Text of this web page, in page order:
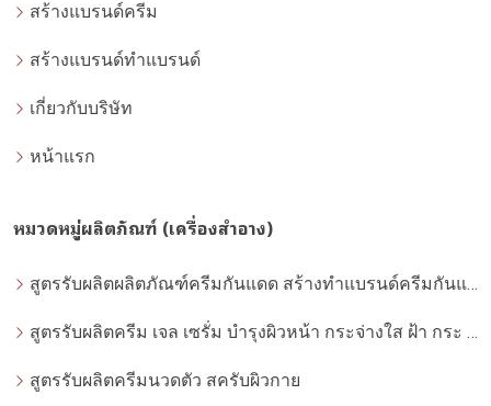
สร้างแบรนด์ครีม
สร้างแบรนด์ทำแบรนด์
เกี่ยวกับบริษัท
หน้าแรก
หมวดหมู่ผลิตภัณฑ์ (เครื่องสำอาง)
สูตรรับผลิตผลิตภัณฑ์ครีมกันแดด สร้างทำแบรนด์ครีมกันแดด โดยโรงงานผลิตที่ได้มาตรฐาน
สูตรรับผลิตครีม เจล เซรั่ม บำรุงผิวหน้า กระจ่างใส ฝ้า กระ จุดด่างดำ whitening
สูตรรับผลิตครีมนวดตัว สครับผิวกาย